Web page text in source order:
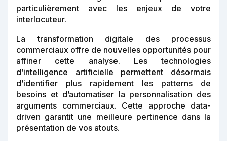
particulièrement avec les enjeux de votre
interlocuteur.
La transformation digitale des processus
commerciaux offre de nouvelles opportunités pour
affiner cette analyse. Les technologies
d’intelligence artificielle permettent désormais
d’identifier plus rapidement les patterns de
besoins et d’automatiser la personnalisation des
arguments commerciaux. Cette approche data-
driven garantit une meilleure pertinence dans la
présentation de vos atouts.